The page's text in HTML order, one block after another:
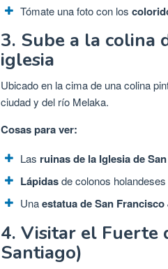
Tómate una foto con los
3. Sube a la colina
iglesia
Ubicado en la cima de una colina
ciudad y del río Melaka.
Cosas para ver:
Las ruinas de la Iglesia de
Lápidasde colonos
Unaestatua de San Francisco
4. Visitar el Fuerte
Santiago)